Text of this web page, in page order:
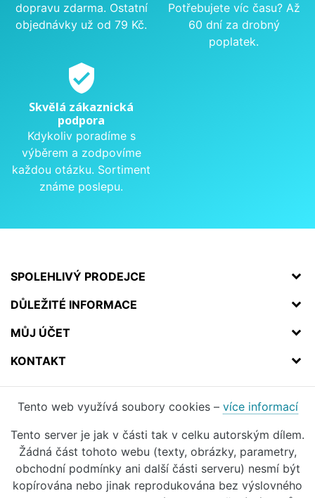
dopravu zdarma. Ostatní
objednávky už od 79 Kč.
Potřebujete víc času? Až
60 dní za drobný
poplatek.
verified_user
Skvělá zákaznická
podpora
Kdykoliv poradíme s
výběrem a zodpovíme
každou otázku. Sortiment
známe poslepu.
SPOLEHLIVÝ PRODEJCE
DŮLEŽITÉ INFORMACE
MŮJ ÚČET
KONTAKT
Tento web využívá soubory cookies – více informací
Tento server je jak v části tak v celku autorským dílem.
Žádná část tohoto webu (texty, obrázky, parametry,
obchodní podmínky ani další části serveru) nesmí být
kopírována nebo jinak reprodukována bez výslovného